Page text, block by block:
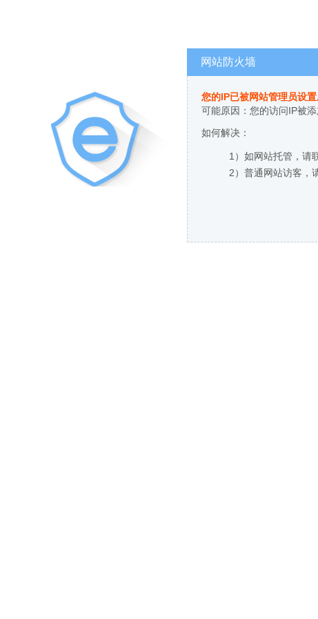
网站防火墙
您的IP已被网站管理员设置
可能原因：您的访问IP被
如何解决：
1）如网站托管，请
2）普通网站访客，